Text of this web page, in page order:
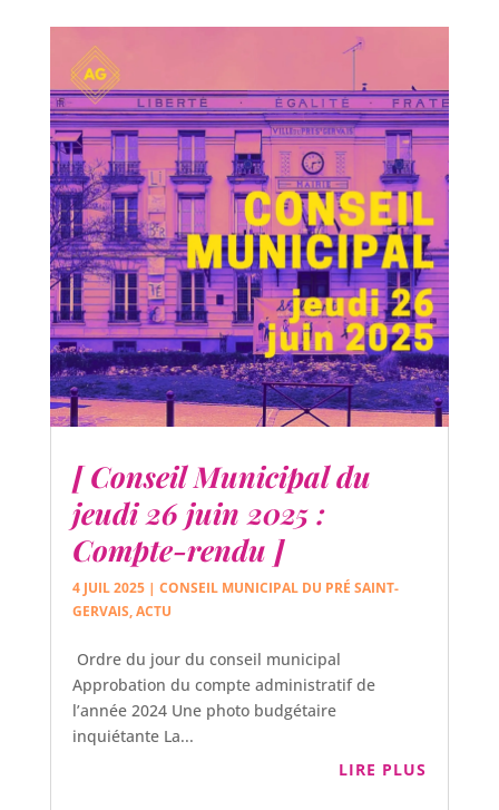
[ Conseil Municipal du
jeudi 26 juin 2025 :
Compte-rendu ]
4 JUIL 2025| CONSEIL MUNICIPAL DU PRÉ SAINT-
GERVAIS,ACTU
Ordre du jour du conseil municipal
Approbation du compte administratif de
l’année 2024 Une photo budgétaire
inquiétante La...
LIRE PLUS